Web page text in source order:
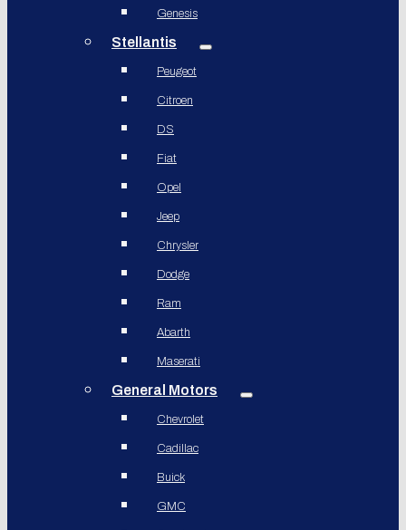
Genesis
Stellantis
Peugeot
Citroen
DS
Fiat
Opel
Jeep
Chrysler
Dodge
Ram
Abarth
Maserati
General Motors
Chevrolet
Cadillac
Buick
GMC